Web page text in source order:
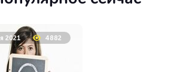
2021 4882